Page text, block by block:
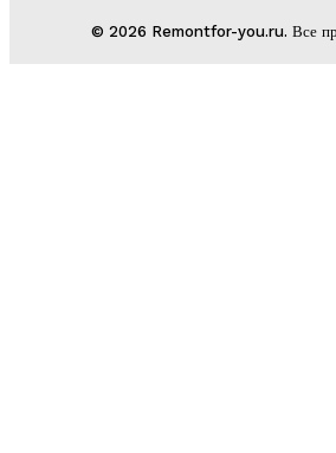
© 2026 Remontfor-you.ru. Все